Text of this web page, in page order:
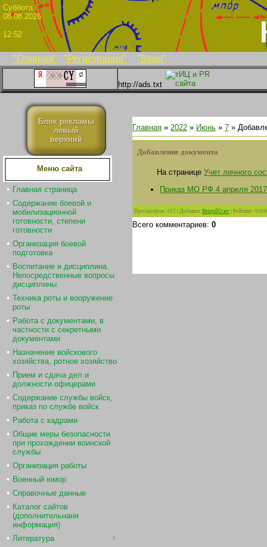
"Главная" "Регистрация" "Вход"
08.08.2026
12:52
http://ads.txt
Блок рекламы
левый
верхний
Меню сайта
Главная страница
Содержание боевой и
мобилизационной
готовности, степени
готовности
Организация боевой
подготовка
Воспитание и дисциплина.
Непосредственные вопросы
дисциплины
Техника роты и вооружение
роты
Работа с документами, в
частности с секретными
документами
Назначение войскового
хозяйства, ротное хозяйство
Прием и сдача дел и
должности офицерами
Содержание службы войск,
приказ по службе войск
Работа с кадрами
Общие меры безопасности
при прохождении воинской
службы
Организация работы
Военный юмор
Справочные данные
Каталог сайтов
(дополнительнаня
информация)
Литература
Главная » 2022 » Июнь » 7 »
Добавление документа
На странице Учет личного
Приказ МО РФ 4 апреля
Просмотров: 457 |Добавил: ВещийОлег|Рейтинг: 0.0/0
Всего комментариев: 0